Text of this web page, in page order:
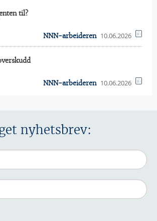
til?
NNN-arbeideren 10.06.2026
NNN-arbeideren 10.06.2026
nyhetsbrev: